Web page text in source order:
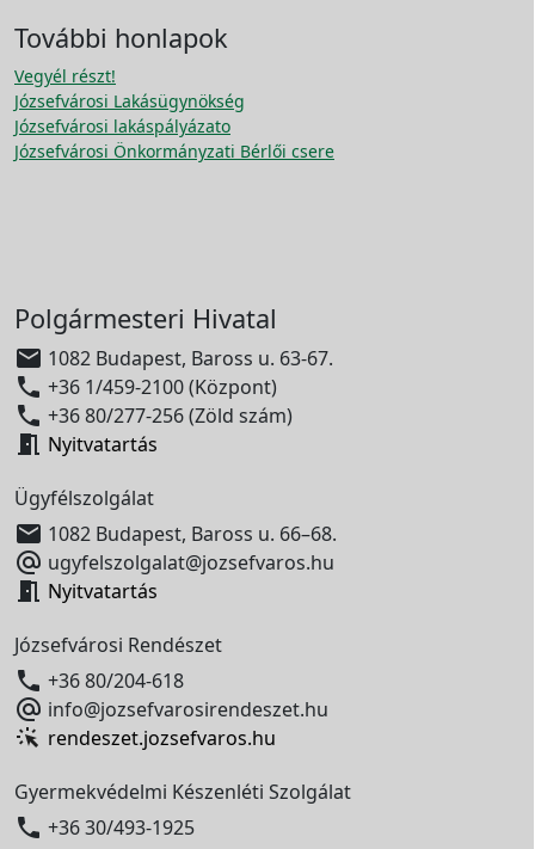
További honlapok
Vegyél részt!
Józsefvárosi Lakásügynökség
Józsefvárosi lakáspályázato
Józsefvárosi Önkormányzati Bérlői csere
Polgármesteri Hivatal
 1082 Budapest, Baross u. 63-67.
 +36 1/459-2100 (Központ)
 +36 80/277-256 (Zöld szám)
 Nyitvatartás
Ügyfélszolgálat
 1082 Budapest, Baross u. 66–68.
 ugyfelszolgalat@jozsefvaros.hu
 Nyitvatartás
Józsefvárosi Rendészet
 +36 80/204-618
 info@jozsefvarosirendeszet.hu
rendeszet.jozsefvaros.hu
Gyermekvédelmi Készenléti Szolgálat
 +36 30/493-1925